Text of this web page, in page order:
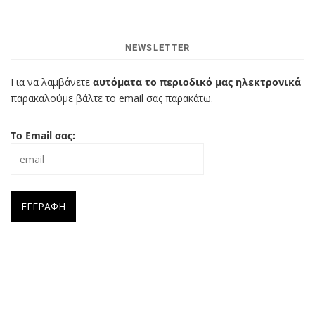
NEWSLETTER
Για να λαμβάνετε αυτόματα το περιοδικό μας ηλεκτρονικά
παρακαλούμε βάλτε το email σας παρακάτω.
Το Email σας: